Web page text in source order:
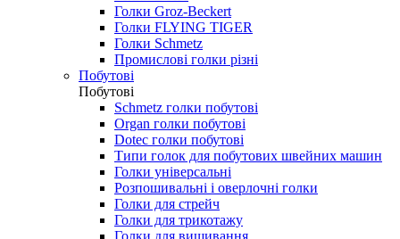
Голки Groz-Beckert
Голки FLYING TIGER
Голки Schmetz
Промислові голки різні
Побутові
Побутові
Schmetz голки побутові
Organ голки побутові
Dotec голки побутові
Типи голок для побутових швейних машин
Голки універсальні
Розпошивальні і оверлочні голки
Голки для стрейч
Голки для трикотажу
Голки для вишивання